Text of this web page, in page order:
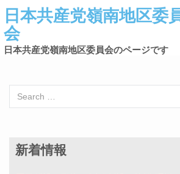
日本共産党嶺南地区委
会
日本共産党嶺南地区委員会のページです
Search for:
新着情報